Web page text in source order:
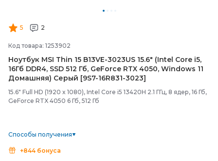
5 2
Код товара: 1253902
Ноутбук MSI Thin 15 B13VE-3023US 15.6" (Intel Core i5,
16Гб DDR4, SSD 512 Гб, GeForce RTX 4050, Windows 11
Домашняя) Серый [9S7-16R831-3023]
15.6" Full HD (1920 x 1080), Intel Core i5 13420H 2.1 ГГц, 8 ядер, 16 Гб,
GeForce RTX 4050 6 Гб, 512 Гб
Способы получения
+844 бонуса